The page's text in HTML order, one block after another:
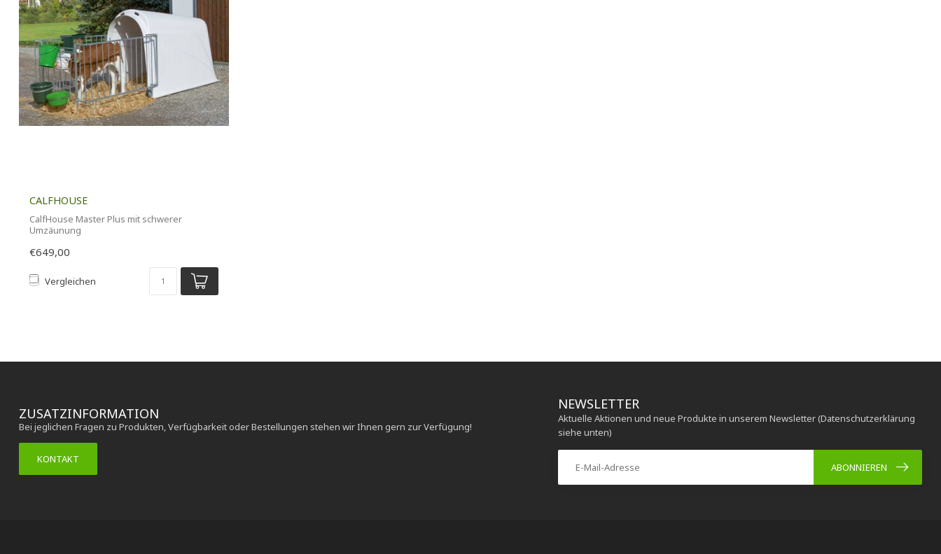
CALFHOUSE
CalfHouse Master Plus mit schwerer
Umzäunung
€649,00
Vergleichen
ZUSATZINFORMATION
Bei jeglichen Fragen zu Produkten, Verfügbarkeit oder Bestellungen stehen wir Ihnen gern zur Verfügung!
KONTAKT
NEWSLETTER
Aktuelle Aktionen und neue Produkte in unserem Newsletter (Datenschutzerklärung
siehe unten)
ABONNIEREN